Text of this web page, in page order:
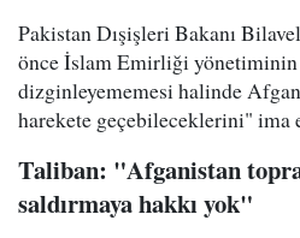
Pakistan Dışişleri Bakanı
önce İslam Emirliği
dizginleyememesi halinde
harekete geçebileceklerini" ima
Taliban: "Afganistan
saldırmaya hakkı yok"